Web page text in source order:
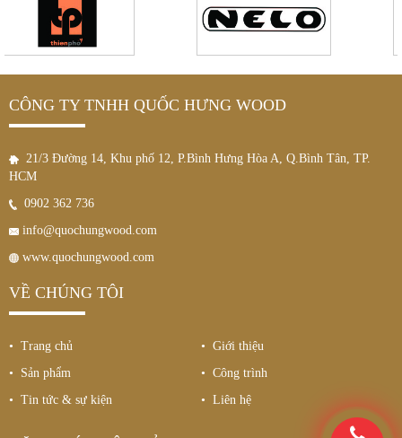
CÔNG TY TNHH QUỐC HƯNG WOOD
21/3 Đường 14, Khu phố 12, P.Bình Hưng Hòa A, Q.Bình Tân, TP.
HCM
0902 362 736
info@quochungwood.com
www.quochungwood.com
VỀ CHÚNG TÔI
• Trang chủ
• Giới thiệu
• Sản phẩm
• Công trình
• Tin tức & sự kiện
• Liên hệ